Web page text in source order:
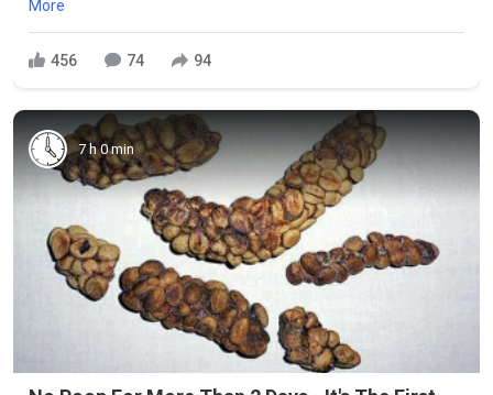
More
456 74 94
7 h 0 min